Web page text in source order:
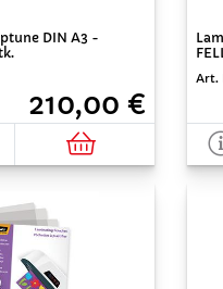
DIN A3 -
210,00 €
Art.